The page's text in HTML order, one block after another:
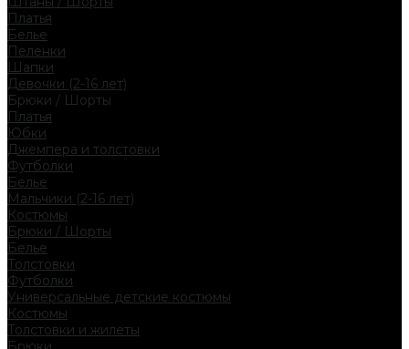
Платья
Белье
Пеленки
Шапки
Девочки (2-16 лет)
Брюки / Шорты
Платья
Юбки
Джемпера и толстовки
Футболки
Белье
Мальчики (2-16 лет)
Костюмы
Брюки / Шорты
Белье
Толстовки
Футболки
Универсальные детские костюмы
Костюмы
Толстовки и жилеты